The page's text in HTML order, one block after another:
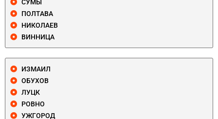
СУМЫ
ПОЛТАВА
НИКОЛАЕВ
ВИННИЦА
ИЗМАИЛ
ОБУХОВ
ЛУЦК
РОВНО
УЖГОРОД